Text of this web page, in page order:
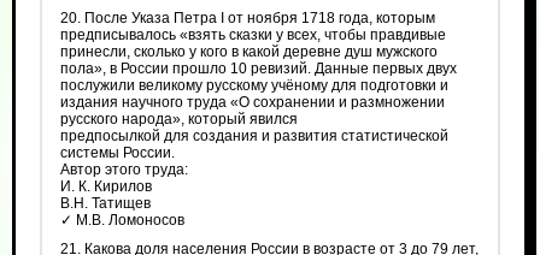
20. После Указа Петра I от ноября 1718 года, которым
предписывалось «взять сказки у всех, чтобы правдивые
принесли, сколько у кого в какой деревне душ мужского
пола», в России прошло 10 ревизий. Данные первых двух
послужили великому русскому учёному для подготовки и
издания научного труда «О сохранении и размножении
русского народа», который явился
предпосылкой для создания и развития статистической
системы России.
Автор этого труда:
И. К. Кирилов
В.Н. Татищев
✓ М.В. Ломоносов
21. Какова доля населения России в возрасте от 3 до 79 лет,